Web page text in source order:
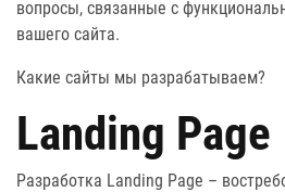
вопросы, связанные с
вашего сайта.
Какие сайты мы разрабатываем?
Landing Page
Разработка Landing Page –